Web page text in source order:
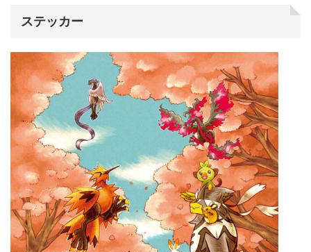
ステッカー